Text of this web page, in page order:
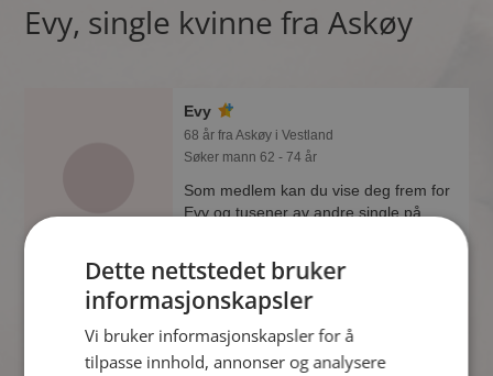
Evy, single kvinne fra Askøy
Evy
68 år fra Askøy i Vestland
Søker mann 62 - 74 år
Som medlem kan du vise deg frem for
Evy og tusener av andre single på
Dette nettstedet bruker
informasjonskapsler
Vi bruker informasjonskapsler for å
tilpasse innhold, annonser og analysere